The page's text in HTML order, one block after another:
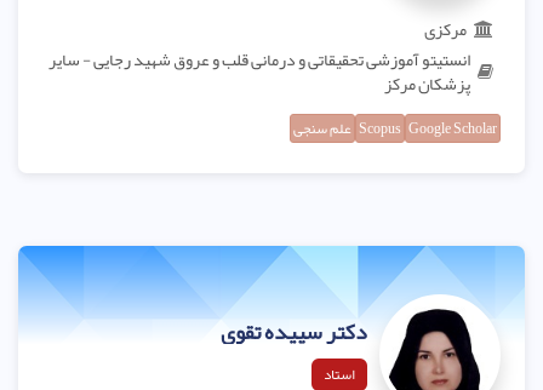
مرکزی
انستیتو آموزشی تحقیقاتی و درمانی قلب و عروق شهید رجایی - سایر
پزشکان مرکز
Google Scholar
Scopus علم سنجی
دکتر سپیده تقوی
استاد